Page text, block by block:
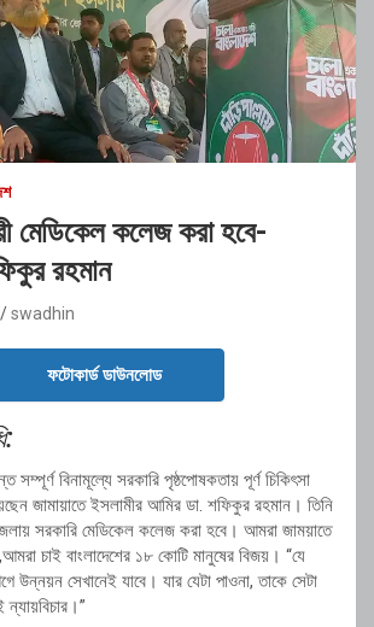
মেডিকেল কলেজ করা হবে-
রহমান
swadhin
ফটোকার্ড ডাউনলোড
সম্পূর্ণ বিনামূল্যে সরকারি পৃষ্ঠপোষকতায় পূর্ণ চিকিৎসা
জামায়াতে ইসলামীর আমির ডা. শফিকুর রহমান। তিনি
সরকারি মেডিকেল কলেজ করা হবে। আমরা জাময়াতে
চাই বাংলাদেশের ১৮ কোটি মানুষের বিজয়। “যে
উন্নয়ন সেখানেই যাবে। যার যেটা পাওনা, তাকে সেটা